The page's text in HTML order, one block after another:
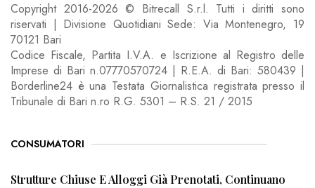
Copyright 2016-2026 © Bitrecall S.r.l. Tutti i diritti sono
riservati | Divisione Quotidiani Sede: Via Montenegro, 19
70121 Bari
Codice Fiscale, Partita I.V.A. e Iscrizione al Registro delle
Imprese di Bari n.07770570724 | R.E.A. di Bari: 580439 |
Borderline24 è una Testata Giornalistica registrata presso il
Tribunale di Bari n.ro R.G. 5301 – R.S. 21 / 2015
CONSUMATORI
Strutture Chiuse E Alloggi Già Prenotati, Continuano